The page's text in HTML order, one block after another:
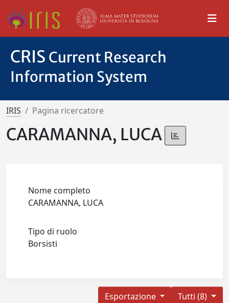
CRIS Current Research
Information System
IRIS Pagina ricercatore
CARAMANNA, LUCA
Nome completo
CARAMANNA, LUCA
Tipo di ruolo
Borsisti
Tutti (8)
Esportazione